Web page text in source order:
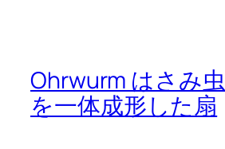
Ohrwurm はさみ
を一体成形した扇